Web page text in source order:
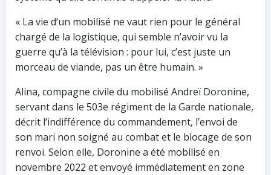
« La vie d’un mobilisé ne vaut rien pour le général
chargé de la logistique, qui semble n’avoir vu la
guerre qu’à la télévision : pour lui, c’est juste un
morceau de viande, pas un être humain. »
Alina, compagne civile du mobilisé Andreï Doronine,
servant dans le 503e régiment de la Garde nationale,
décrit l’indifférence du commandement, l’envoi de
son mari non soigné au combat et le blocage de son
renvoi. Selon elle, Doronine a été mobilisé en
novembre 2022 et envoyé immédiatement en zone